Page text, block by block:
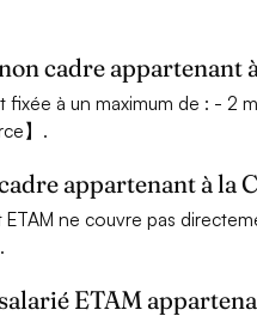
cadre appartenant
fixée à un maximum de : - 2
】.
appartenant à la
ne couvre pas
ETAM